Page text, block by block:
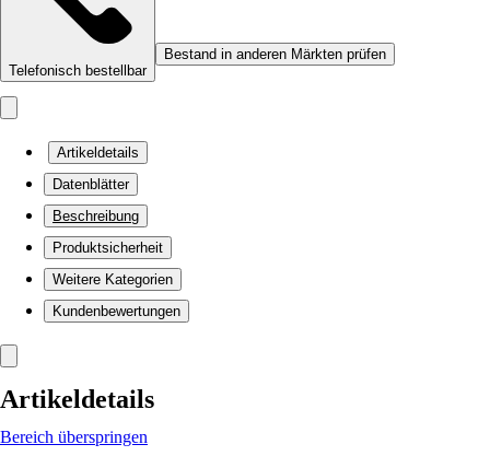
Telefonisch bestellbar
Bestand in anderen Märkten prüfen
Artikeldetails
Datenblätter
Beschreibung
Produktsicherheit
Weitere Kategorien
Kundenbewertungen
Artikeldetails
Bereich überspringen